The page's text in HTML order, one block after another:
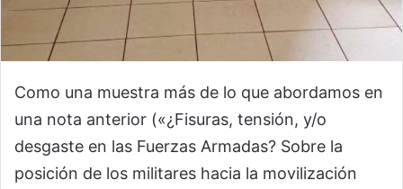
Como una muestra más de lo que abordamos en
una nota anterior («¿Fisuras, tensión, y/o
desgaste en las Fuerzas Armadas? Sobre la
posición de los militares hacia la movilización